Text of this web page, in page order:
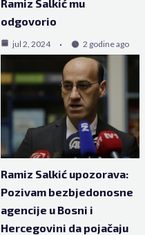
Ramiz Salkić mu
odgovorio
jul 2, 2024 2 godine ago
Ramiz Salkić upozorava:
Pozivam bezbjedonosne
agencije u Bosni i
Hercegovini da pojačaju